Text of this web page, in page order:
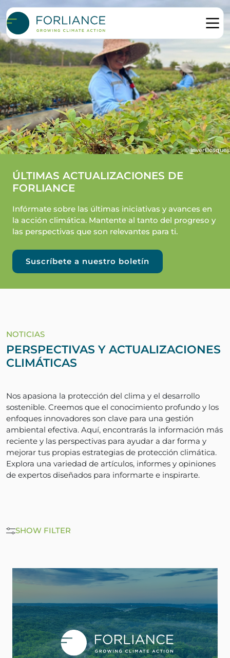
© InverBosques
ÚLTIMAS ACTUALIZACIONES DE
FORLIANCE
Infórmate sobre las últimas iniciativas y avances en
la acción climática. Mantente al tanto del progreso y
las perspectivas que son relevantes para ti.
Suscríbete a nuestro boletín
NOTICIAS
PERSPECTIVAS Y ACTUALIZACIONES
CLIMÁTICAS
Nos apasiona la protección del clima y el desarrollo
sostenible. Creemos que el conocimiento profundo y los
enfoques innovadores son clave para una gestión
ambiental efectiva. Aquí, encontrarás la información más
reciente y las perspectivas para ayudar a dar forma y
mejorar tus propias estrategias de protección climática.
Explora una variedad de artículos, informes y opiniones
de expertos diseñados para informarte e inspirarte.
SHOW FILTER